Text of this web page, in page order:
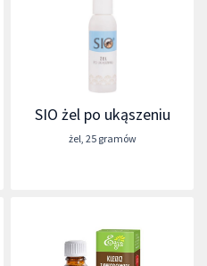
SIO żel po ukąszeniu
żel, 25 gramów